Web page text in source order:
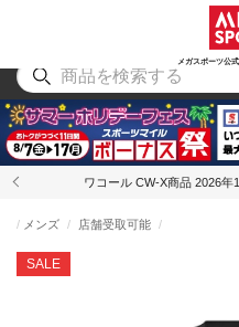
メガスポーツ公
アウトドア
ワコール CW-X商品 2026
SALE
メンズ 店舗受取可能